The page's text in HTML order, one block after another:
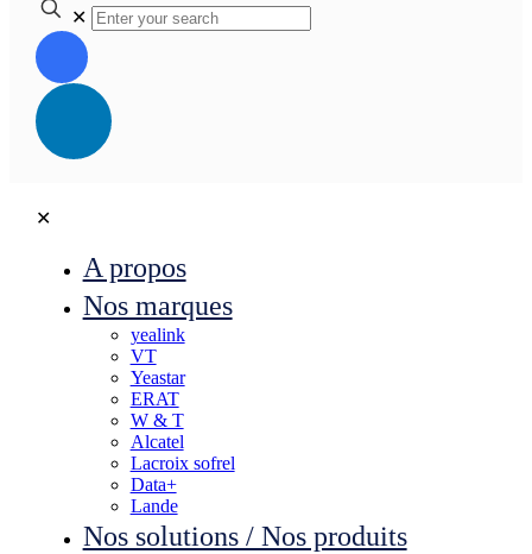
✕
✕
A propos
Nos marques
yealink
VT
Yeastar
ERAT
W & T
Alcatel
Lacroix sofrel
Data+
Lande
Nos solutions / Nos produits